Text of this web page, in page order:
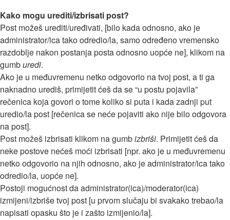
Kako mogu urediti/izbrisati post?
Post možeš urediti/uređivati, [bilo kada odnosno, ako je
administrator/ica tako odredio/la, samo određeno vremensko
razdoblje nakon postanja posta odnosno uopće ne], klikom na
gumburedi.
Ako je u međuvremenu netko odgovorio na tvoj post, a ti ga
naknadno urediš, primijetit ćeš da se “u postu pojavila”
rečenica koja govori o tome koliko si puta i kada zadnji put
uredio/la post [rečenica se neće pojaviti ako nije bilo odgovora
na post].
Post možeš izbrisati klikom na gumbizbriši. Primijetit ćeš da
neke postove nećeš moći izbrisati [npr. ako je u međuvremenu
netko odgovorio na njih odnosno, ako je administrator/ica tako
odredio/la, uopće ne].
Postoji mogućnost da administrator(ica)/moderator(ica)
izmijeni/izbriše tvoj post [u prvom slučaju bi svakako trebao/la
napisati opasku što je i zašto izmijenio/la].